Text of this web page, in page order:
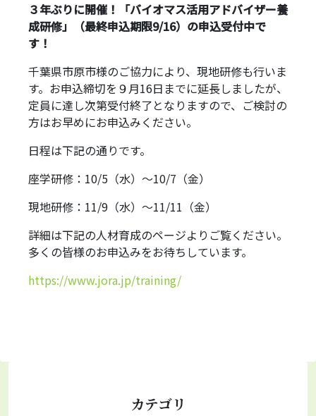
３年ぶりに開催！「バイオマス活用アドバイザー養
成研修」（最終申込期限9/16）の申込受付中で
す！
千葉県市原市様のご協力により、現地研修も行いま
す。お申込締切を９月16日までに延長しましたが、
定員に達し次第受付終了となりますので、ご検討の
方はお早めにお申込みください。
日程は下記の通りです。
座学研修：10/5（水）～10/7（金）
現地研修：11/9（水）～11/11（金）
詳細は下記の人材育成のページよりご覧ください。
多くの皆様のお申込みをお待ちしています。
https://www.jora.jp/training/
カテゴリ